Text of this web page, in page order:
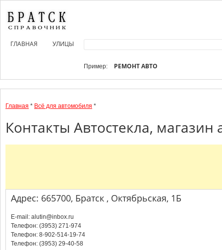
ГЛАВНАЯ УЛИЦЫ
Пример: РЕМОНТ АВТО
Главная * Всё для автомобиля *
Контакты Автостекла, магазин
Адрес: 665700, Братск , Октябрьская, 1Б
E-mail: alutin@inbox.ru
Телефон: (3953) 271-974
Телефон: 8-902-514-19-74
Телефон: (3953) 29-40-58